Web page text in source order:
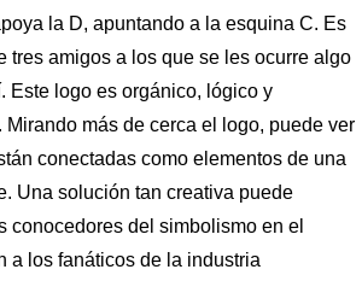
la D, apuntando a la esquina C. Es
tres amigos a los que se les ocurre algo
Este logo es orgánico, lógico y
más de cerca el logo, puede ver
conectadas como elementos de una
Una solución tan creativa puede
conocedores del simbolismo en el
a los fanáticos de la industria